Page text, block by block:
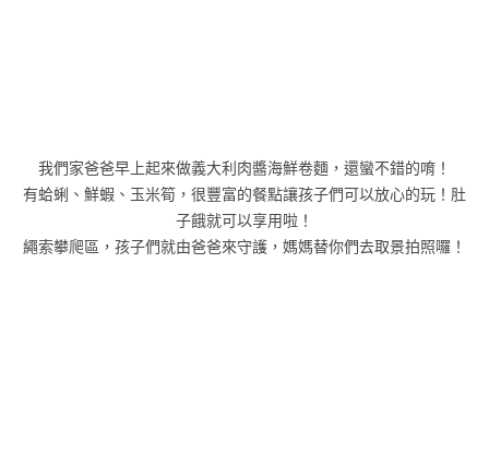
我們家爸爸早上起來做義大利肉醬海鮮卷麵，還蠻不錯的唷！
有蛤蜊、鮮蝦、玉米筍，很豐富的餐點讓孩子們可以放心的玩！肚
子餓就可以享用啦！
繩索攀爬區，孩子們就由爸爸來守護，媽媽替你們去取景拍照囉！